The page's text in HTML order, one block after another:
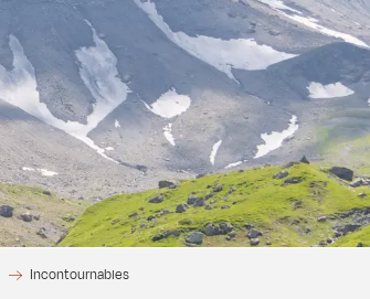
Incontournables